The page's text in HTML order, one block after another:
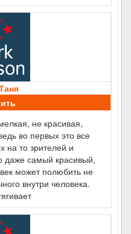
не красивая,
во первых это все
на то зрителей и
даже самый красивый,
может полюбить не
внутри человека.